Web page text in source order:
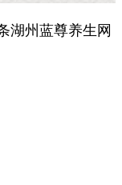
湖州蓝尊养生网